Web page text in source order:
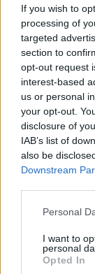
If you wish to
processing of
targeted
section to
opt-out request
interest-based
us or personal
your opt-out.
disclosure of
IAB’s list of
also be
Downstream
Please note
not limited to
grant or deny
use your data
Personal
I want to
personal
Opted In
LIFESTYLE
Magna Pars
ex
Matteo Pellegrino · 7